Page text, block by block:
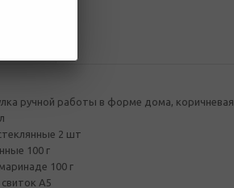
ручной работы в форме дома, коричневая
2 шт
100 г
100 г
А5